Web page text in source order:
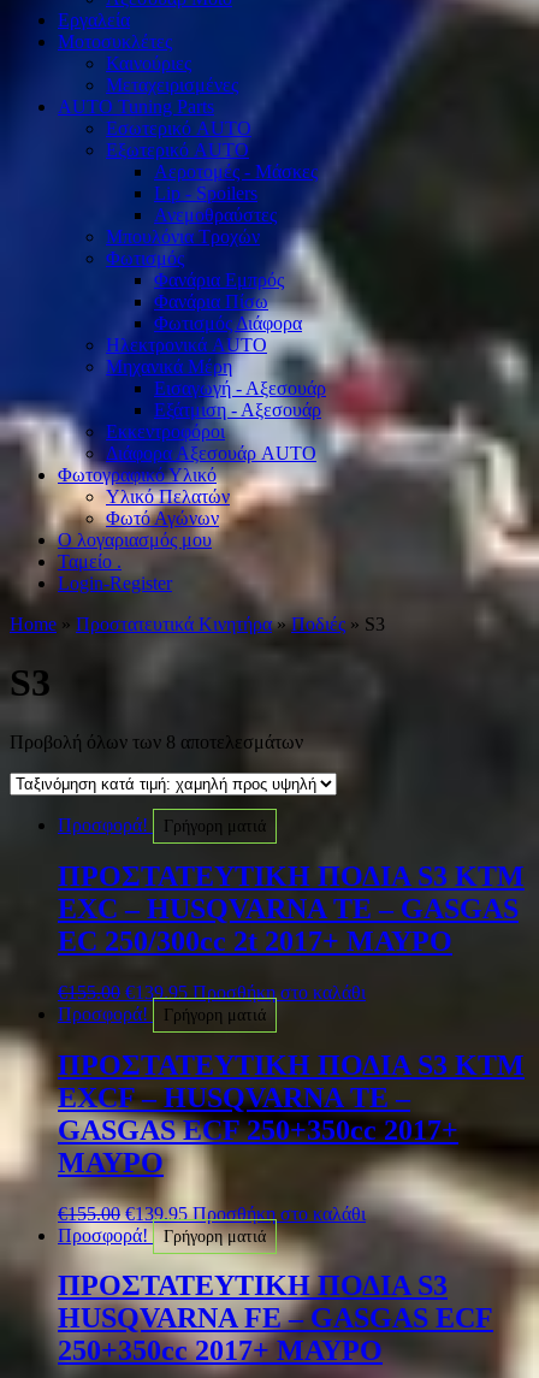
Εργαλεία
Μοτοσυκλέτες
Καινούριες
Μεταχειρισμένες
AUTO Tuning Parts
Εσωτερικό AUTO
Εξωτερικό AUTO
Αεροτομές - Μάσκες
Lip - Spoilers
Ανεμοθραύστες
Μπουλόνια Τροχών
Φωτισμός
Φανάρια Εμπρός
Φανάρια Πίσω
Φωτισμός Διάφορα
Ηλεκτρονικά AUTO
Μηχανικά Μέρη
Εισαγωγή - Αξεσουάρ
Εξάτμιση - Αξεσουάρ
Εκκεντροφόροι
Διάφορα Αξεσουάρ AUTO
Φωτογραφικό Υλικό
Υλικό Πελατών
Φωτό Αγώνων
Ο λογαριασμός μου
Ταμείο .
Login-Register
Home » Προστατευτικά Κινητήρα»Ποδιές » S3
S3
Προβολή όλων των 8 αποτελεσμάτων
Προσφορά! Γρήγορη ματιά
ΠΡΟΣΤΑΤΕΥΤΙΚΗ ΠΟΔΙΑ S3 KTM
EXC – HUSQVARNA TE – GASGAS
EC 250/300cc 2t 2017+ ΜΑΥΡΟ
€155.00 €139.95 Προσθήκη στο καλάθι
Προσφορά!
Γρήγορη ματιά
ΠΡΟΣΤΑΤΕΥΤΙΚΗ ΠΟΔΙΑ S3 KTM
EXCF – HUSQVARNA TE –
GASGAS ECF 250+350cc 2017+
ΜΑΥΡΟ
€155.00 €139.95 Προσθήκη στο καλάθι
Προσφορά!
Γρήγορη ματιά
ΠΡΟΣΤΑΤΕΥΤΙΚΗ ΠΟΔΙΑ S3
HUSQVARNA FE – GASGAS ECF
250+350cc 2017+ ΜΑΥΡΟ